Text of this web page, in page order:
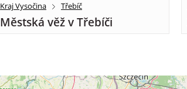
Kraj Vysočina Třebíč
Městská věž v Třebíči